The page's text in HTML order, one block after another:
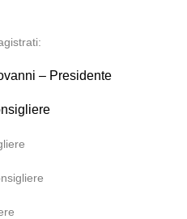
– Presidente